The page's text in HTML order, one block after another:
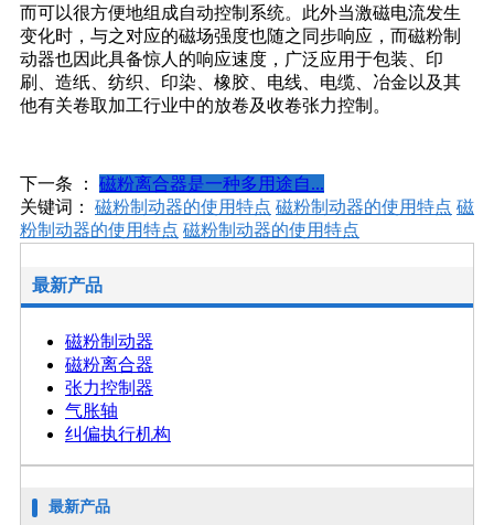
而可以很方便地组成自动控制系统。此外当激磁电流发生
变化时，与之对应的磁场强度也随之同步响应，而磁粉制
动器也因此具备惊人的响应速度，广泛应用于包装、印
刷、造纸、纺织、印染、橡胶、电线、电缆、冶金以及其
他有关卷取加工行业中的放卷及收卷张力控制。
下一条 ：
磁粉离合器是一种多用途自...
关键词： 磁粉制动器的使用特点 磁粉制动器的使用特点 磁
粉制动器的使用特点 磁粉制动器的使用特点
最新产品
磁粉制动器
磁粉离合器
张力控制器
气胀轴
纠偏执行机构
最新产品